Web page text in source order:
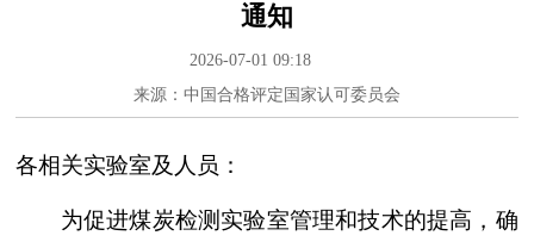
通知
2026-07-01 09:18
来源：中国合格评定国家认可委员会
各相关实验室及人员：
为促进煤炭检测实验室管理和技术的提高，确